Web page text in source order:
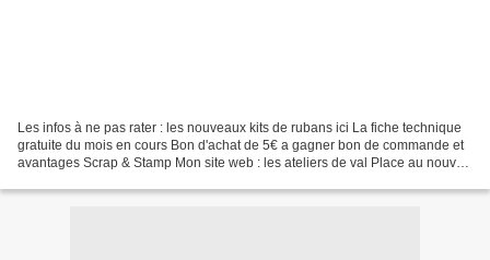
Les infos à ne pas rater : les nouveaux kits de rubans ici La fiche technique
gratuite du mois en cours Bon d'achat de 5€ a gagner bon de commande et
avantages Scrap & Stamp Mon site web : les ateliers de val Place au nouvel
~~~~~~~~~~~~~~~~~~~~~~~~~~~~~~~~~~~~~~~~~~~~~~~~~~~~~~~~~~~